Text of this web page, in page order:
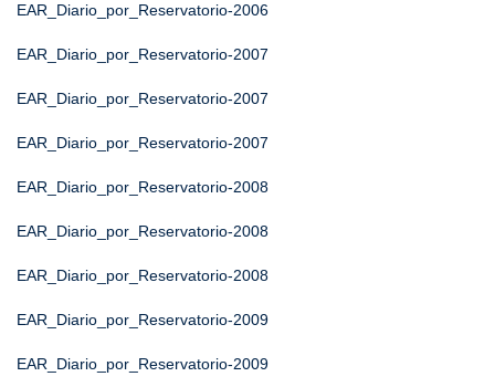
EAR_Diario_por_Reservatorio-2006
EAR_Diario_por_Reservatorio-2007
EAR_Diario_por_Reservatorio-2007
EAR_Diario_por_Reservatorio-2007
EAR_Diario_por_Reservatorio-2008
EAR_Diario_por_Reservatorio-2008
EAR_Diario_por_Reservatorio-2008
EAR_Diario_por_Reservatorio-2009
EAR_Diario_por_Reservatorio-2009